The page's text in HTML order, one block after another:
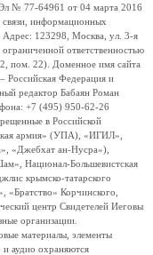
№ 77-64961 от 04 марта 2016
информационных
Адрес: 123298, Москва, ул. 3-я
ответственностью
пом. 22). Доменное имя сайта
Российская Федерация и
редактор Бабаян Роман
+7 (495) 950-62-26
в Российской
армия» (УПА), «ИГИЛ»,
«Джебхат ан-Нусра»),
Национал-Большевистская
крымско-татарского
Корчинского,
центр Свидетелей Иеговы
организации.
материалы, элементы
и аудио охраняются